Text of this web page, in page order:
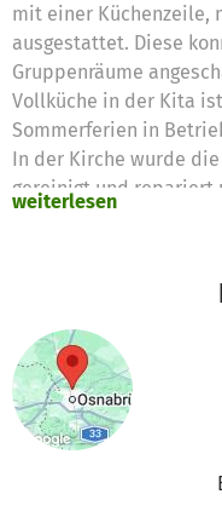
mit einer Küchenzeile,
ausgestattet. Diese
Gruppenräume
Vollküche in der Kita
Sommerferien in
In der Kirche wurde
gereinigt und repariert
weiterlesen